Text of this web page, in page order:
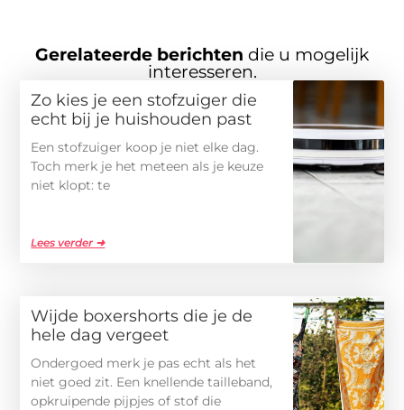
Gerelateerde berichten die u mogelijk
interesseren.
Zo kies je een stofzuiger die
echt bij je huishouden past
Een stofzuiger koop je niet elke dag.
Toch merk je het meteen als je keuze
niet klopt: te
Lees verder ➜
Wijde boxershorts die je de
hele dag vergeet
Ondergoed merk je pas echt als het
niet goed zit. Een knellende tailleband,
opkruipende pijpjes of stof die